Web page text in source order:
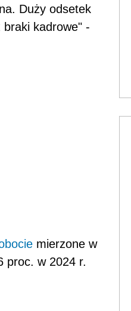
Duży odsetek
kadrowe" -
mierzone w
proc. w 2024 r.